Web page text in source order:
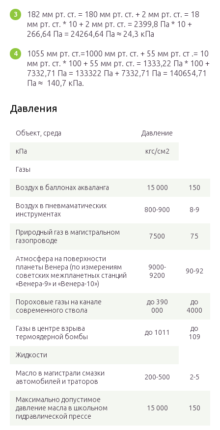
182 мм рт. ст. = 180 мм рт. ст. + 2 мм рт. ст. = 18
мм рт. ст. * 10 + 2 мм рт. ст. = 2399,8 Па * 10 +
266,64 Па = 24264,64 Па ≈ 24,3 кПа
1055 мм рт. ст.=1000 мм рт. ст. + 55 мм рт. ст .= 10
мм рт. ст. * 100 + 55 мм рт. ст. = 1333,22 Па * 100 +
7332,71 Па = 133322 Па + 7332,71 Па = 140654,71
Па ≈ 140,7 кПа.
Давления
Объект, среда Давление
кПа кгс/см2
Газы
Воздух в баллонах акваланга 15 000 150
Воздух в пневмаматических
инструментах
800-900 8-9
Природный газ в магистральном
газопроводе
7500 75
Атмосфера на поверхности
планеты Венера (по измерениям
советских межпланетных станций
«Венера-9» и «Венера-10»)
9000-
9200
90-92
Пороховые газы на канале
современного ствола
до 390
000
до
4000
Газы в центре взрыва
термоядерной бомбы
до 1011
до
109
Жидкости
Масло в магистрали смазки
автомобилей и траторов
200-500 2-5
Максимально допустимое
давление масла в школьном
гидравлической прессе
15 000 150